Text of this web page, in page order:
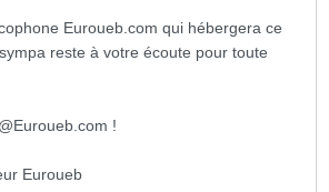
Euroueb.com qui hébergera ce
reste à votre écoute pour toute
!
Euroueb